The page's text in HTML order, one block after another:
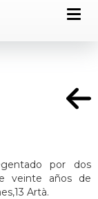
por dos
veinte años de
Artà.